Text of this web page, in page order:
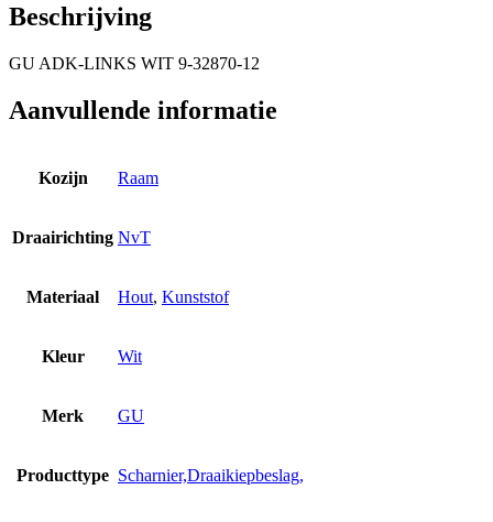
Beschrijving
GU ADK-LINKS WIT 9-32870-12
Aanvullende informatie
Kozijn Raam
Draairichting NvT
Materiaal Hout, Kunststof
Kleur Wit
Merk GU
Producttype Scharnier,Draaikiepbeslag,